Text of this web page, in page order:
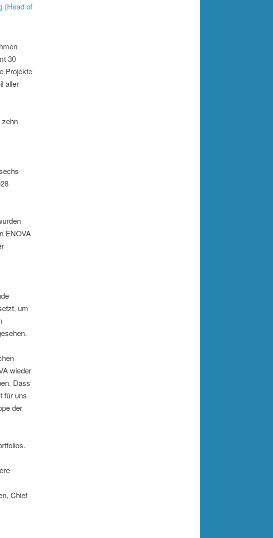
(Head of
30
Projekte
aller
zehn
ENOVA
um
wieder
Dass
für uns
der
Chief